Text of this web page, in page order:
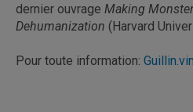
dernier ouvrage Making
Dehumanization (Harvard
Pour toute information: